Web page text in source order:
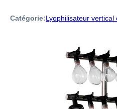
Catégorie:Lyophilisateur vertical